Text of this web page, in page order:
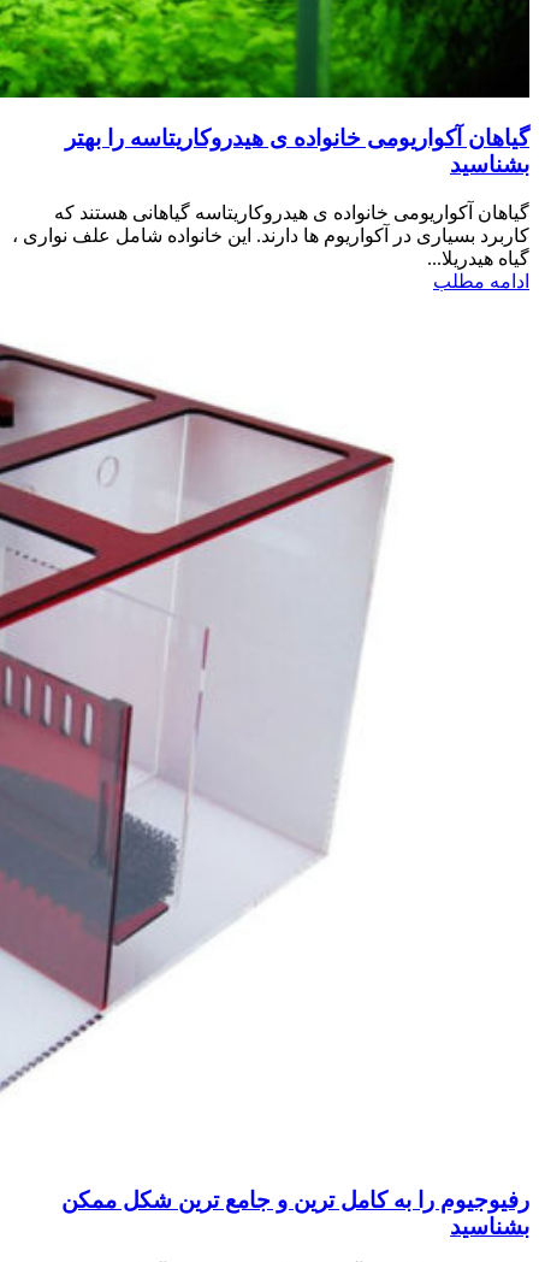
گیاهان آکواریومی خانواده ی هیدروکاریتاسه را بهتر
بشناسید
گیاهان آکواریومی خانواده ی هیدروکاریتاسه گیاهانی هستند که
کاربرد بسیاری در آکواریوم ها دارند. این خانواده شامل علف نواری ،
گیاه هیدریلا...
ادامه مطلب
رفیوجیوم را به کامل ترین و جامع ترین شکل ممکن
بشناسید